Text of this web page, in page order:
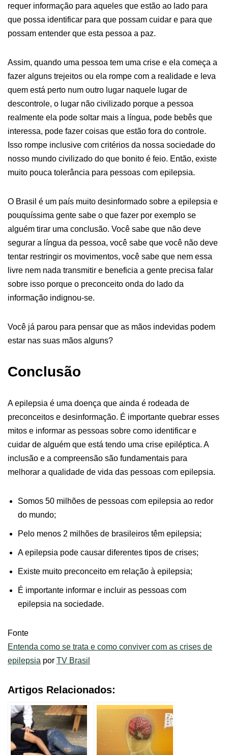
requer informação para aqueles que estão ao lado para
que possa identificar para que possam cuidar e para que
possam entender que esta pessoa a paz.
Assim, quando uma pessoa tem uma crise e ela começa a
fazer alguns trejeitos ou ela rompe com a realidade e leva
quem está perto num outro lugar naquele lugar de
descontrole, o lugar não civilizado porque a pessoa
realmente ela pode soltar mais a língua, pode bebês que
interessa, pode fazer coisas que estão fora do controle.
Isso rompe inclusive com critérios da nossa sociedade do
nosso mundo civilizado do que bonito é feio. Então, existe
muito pouca tolerância para pessoas com epilepsia.
O Brasil é um país muito desinformado sobre a epilepsia e
pouquíssima gente sabe o que fazer por exemplo se
alguém tirar uma conclusão. Você sabe que não deve
segurar a língua da pessoa, você sabe que você não deve
tentar restringir os movimentos, você sabe que nem essa
livre nem nada transmitir e beneficia a gente precisa falar
sobre isso porque o preconceito onda do lado da
informação indignou-se.
Você já parou para pensar que as mãos indevidas podem
estar nas suas mãos alguns?
Conclusão
A epilepsia é uma doença que ainda é rodeada de
preconceitos e desinformação. É importante quebrar esses
mitos e informar as pessoas sobre como identificar e
cuidar de alguém que está tendo uma crise epiléptica. A
inclusão e a compreensão são fundamentais para
melhorar a qualidade de vida das pessoas com epilepsia.
Somos 50 milhões de pessoas com epilepsia ao redor
do mundo;
Pelo menos 2 milhões de brasileiros têm epilepsia;
A epilepsia pode causar diferentes tipos de crises;
Existe muito preconceito em relação à epilepsia;
É importante informar e incluir as pessoas com
epilepsia na sociedade.
Fonte
Entenda como se trata e como conviver com as crises de
epilepsia por TV Brasil
Artigos Relacionados: